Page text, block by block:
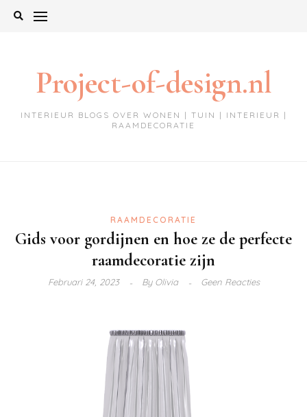
Project-of-design.nl
INTERIEUR BLOGS OVER WONEN | TUIN | INTERIEUR |
RAAMDECORATIE
RAAMDECORATIE
Gids voor gordijnen en hoe ze de perfecte
raamdecoratie zijn
Februari 24, 2023 ByOlivia Geen Reacties